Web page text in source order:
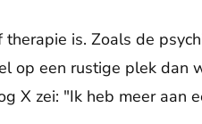
is. Zoals de
op een rustige plek dan
X zei: "Ik heb meer aan